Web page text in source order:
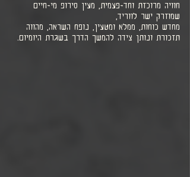
חוויה מרוכזת וחד-פעמית, מעין סירופ מי-חיים
שמוזרק ישר לווריד,
מחדש כוחות, ממלא ומטעין, נופח השראה, מהווה
תזכורת ונותן צידה להמשך הדרך בשגרת היומיום.